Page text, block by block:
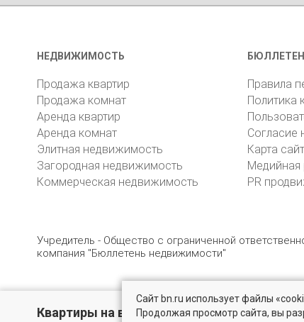
Квартиры на вторичном рынке
НЕДВИЖИМОСТЬ
Продажа квартир
Продажа комнат
Аренда квартир
Аренда комнат
Элитная недвижимость
Загородная недвижимость
Коммерческая недвижимость
Правила
Политика
Согласие
Карта
Медийная
PR
Учредитель - Общество с ограниченной
компания "Бюллетень недвижимости"
© 2005 – 2026, ООО «УК «БН» 8 (812) 331-93-56
Сайт bn.ru использует файлы
Продолжая просмотр сайта, вы